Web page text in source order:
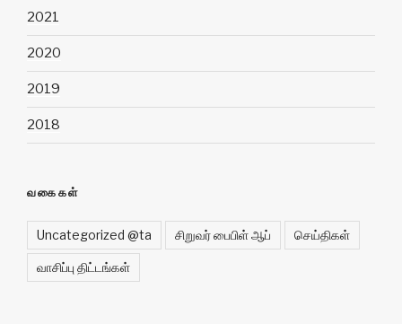
2021
2020
2019
2018
வகைகள்
Uncategorized @ta சிறுவர் பைபிள் ஆப் செய்திகள்
வாசிப்பு திட்டங்கள்